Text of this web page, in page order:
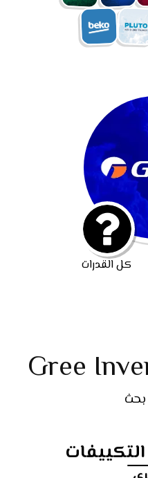
كل القدرات
Gree